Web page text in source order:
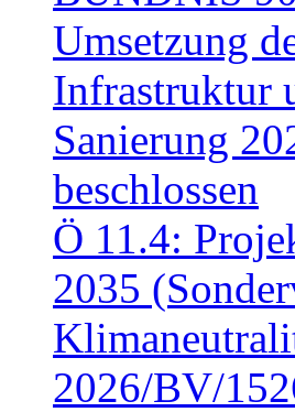
Umsetzung
Infrastruktur
Sanierung
beschlossen
Ö 11.4:
2035
2026/BV/